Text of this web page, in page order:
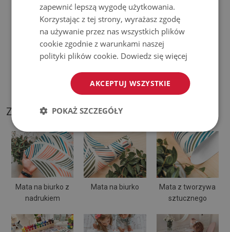
Jak dbać o produkt?
Czyść wilgotną szmatką —
nie używaj silnych środków
chemicznych.
Regularnie wietrz dolną warstwę podkładki.
ZDJĘCIA NASZEGO PRODUKTU
Mata na biurko z
nadrukiem
Mata na biurko
Mata z tworzywa
sztucznego
zapewnić lepszą wygodę użytkowania.
Korzystając z tej strony, wyrażasz zgodę
na używanie przez nas wszystkich plików
cookie zgodnie z warunkami naszej
polityki plików cookie. Dowiedz się więcej
AKCEPTUJ WSZYSTKIE
POKAŻ SZCZEGÓŁY